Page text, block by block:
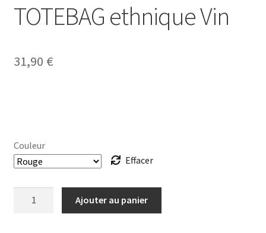
TOTEBAG ethnique Vin
31,90 €
Couleur
Effacer
Ajouter au panier